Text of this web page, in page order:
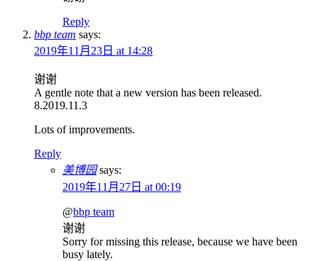
Reply
bbp team says:
2019年11月23日 at 14:28
谢谢
A gentle note that a new version has been released.
8.2019.11.3
Lots of improvements.
Reply
美博园 says:
2019年11月27日 at 00:19
@bbp team
谢谢
Sorry for missing this release, because we have been
busy lately.